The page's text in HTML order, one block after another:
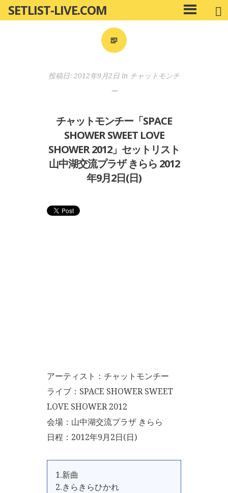
ン
SETLIST-LIVE.COM
メ
イ
投稿日: 2012年9月2日 in チャットモンチ
ー
チャットモンチー「SPACE
SHOWER SWEET LOVE
SHOWER 2012」セットリスト
山中湖交流プラザ きらら 2012
年9月2日(日)
アーティスト：チャットモンチー
ライブ：SPACE SHOWER SWEET
LOVE SHOWER 2012
会場：山中湖交流プラザ きらら
日程：2012年9月2日(日)
1.新曲
2.きらきらひかれ